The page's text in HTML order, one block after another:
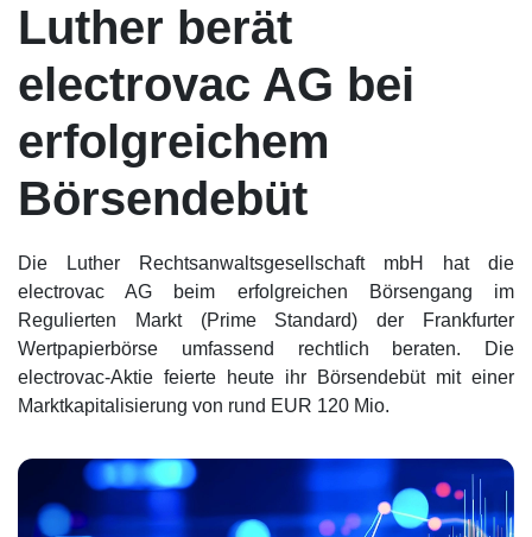
Luther berät
electrovac AG bei
erfolgreichem
Börsendebüt
Die Luther Rechtsanwaltsgesellschaft mbH hat die
electrovac AG beim erfolgreichen Börsengang im
Regulierten Markt (Prime Standard) der Frankfurter
Wertpapierbörse umfassend rechtlich beraten. Die
electrovac-Aktie feierte heute ihr Börsendebüt mit einer
Marktkapitalisierung von rund EUR 120 Mio.